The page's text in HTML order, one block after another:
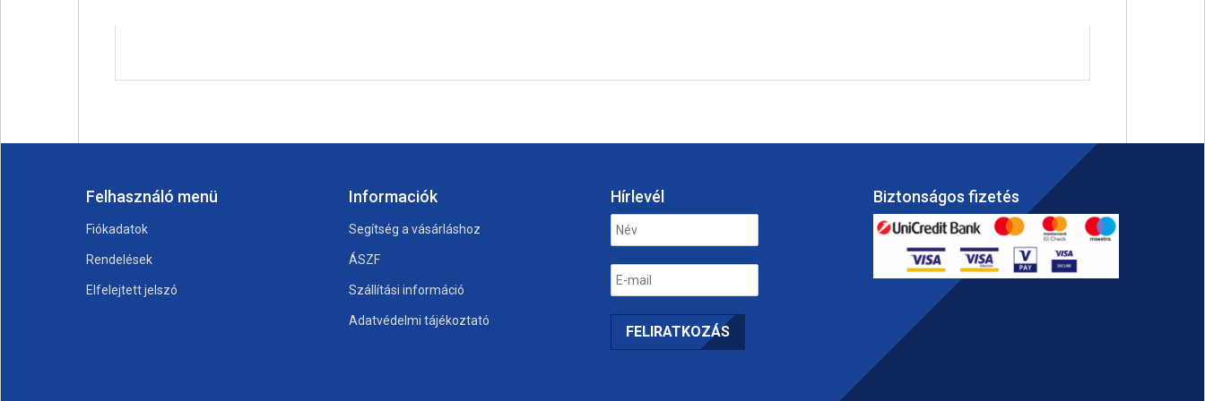
Felhasználó menü
Fiókadatok
Rendelések
Elfelejtett jelszó
Informaciók
Segítség a vásárláshoz
ÁSZF
Szállítási információ
Adatvédelmi tájékoztató
Hírlevél Biztonságos fizetés